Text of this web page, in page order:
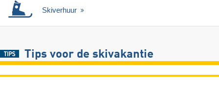
Skiverhuur
Tips voor de skivakantie